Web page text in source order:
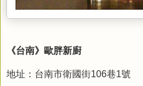
《台南》歐胖新廚
地址：台南市衛國街106巷1號